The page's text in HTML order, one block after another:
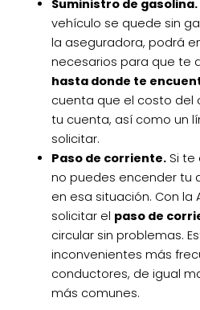
Suministro de gasolina.
vehículo se quede sin
la aseguradora, podrá
necesarios para que te
hasta donde te
cuenta que el costo del
tu cuenta, así como un
solicitar.
Paso de corriente.Si te
no puedes encender tu
en esa situación. Con la
solicitar el paso de
circular sin problemas.
inconvenientes más
conductores, de igual
más comunes.